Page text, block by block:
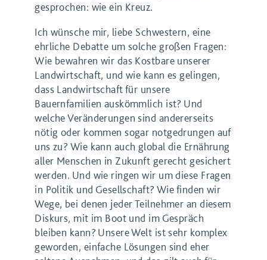
gesprochen: wie ein Kreuz.
Ich wünsche mir, liebe Schwestern, eine
ehrliche Debatte um solche großen Fragen:
Wie bewahren wir das Kostbare unserer
Landwirtschaft, und wie kann es gelingen,
dass Landwirtschaft für unsere
Bauernfamilien auskömmlich ist? Und
welche Veränderungen sind andererseits
nötig oder kommen sogar notgedrungen auf
uns zu? Wie kann auch global die Ernährung
aller Menschen in Zukunft gerecht gesichert
werden. Und wie ringen wir um diese Fragen
in Politik und Gesellschaft? Wie finden wir
Wege, bei denen jeder Teilnehmer an diesem
Diskurs, mit im Boot und im Gespräch
bleiben kann? Unsere Welt ist sehr komplex
geworden, einfache Lösungen sind eher